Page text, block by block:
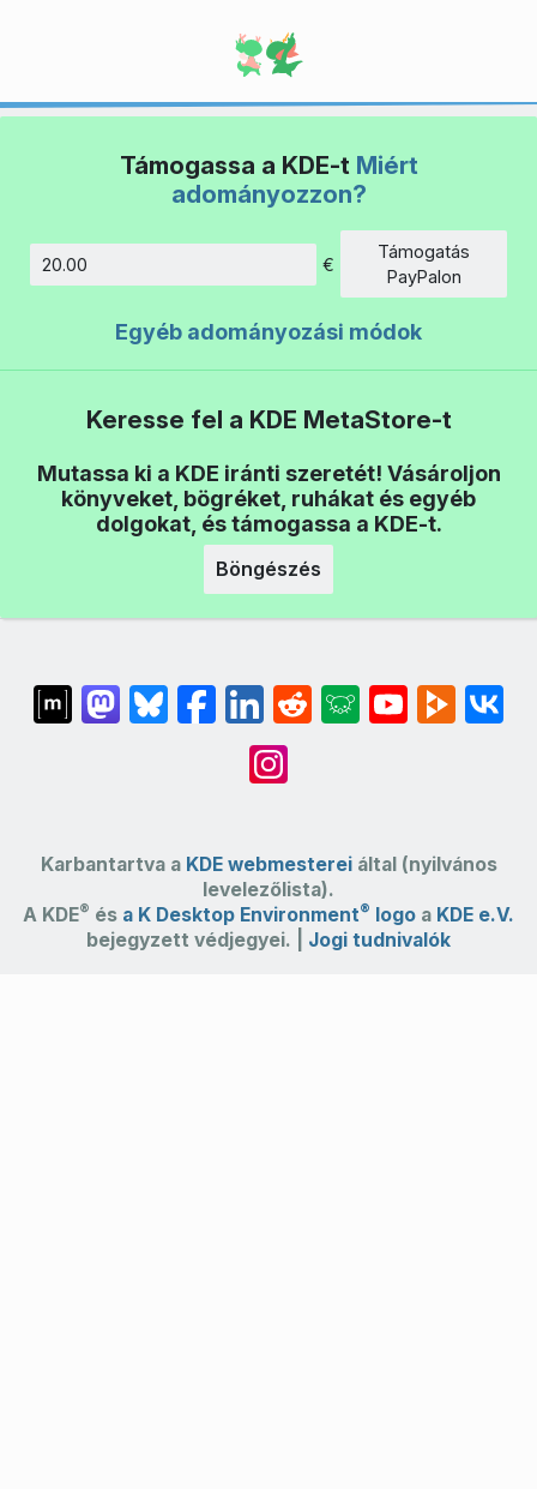
Támogassa a KDE-t Miért
adományozzon?
Összeg
€
Támogatás
PayPalon
Egyéb adományozási módok
Keresse fel a KDE MetaStore-t
Mutassa ki a KDE iránti szeretét! Vásároljon
könyveket, bögréket, ruhákat és egyéb
dolgokat, és támogassa a KDE-t.
Böngészés
Karbantartva a KDE webmestereiáltal (nyilvános
levelezőlista).
A KDE® és a K Desktop Environment® logo a KDE e.V.
bejegyzett védjegyei. | Jogi tudnivalók